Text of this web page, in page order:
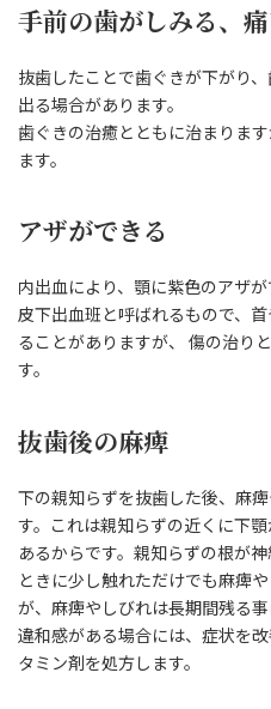
手前の歯がしみる、
抜歯したことで歯ぐきが下がり
出る場合があります。
歯ぐきの治癒とともに治まりま
ます。
アザができる
内出血により、顎に紫色のアザ
皮下出血班と呼ばれるもので、
ることがありますが、 傷の治り
す。
抜歯後の麻痺
下の親知らずを抜歯した後、麻
す。これは親知らずの近くに下
あるからです。親知らずの根が
ときに少し触れただけでも麻痺
が、麻痺やしびれは長期間残る事
違和感がある場合には、症状を
タミン剤を処方します。